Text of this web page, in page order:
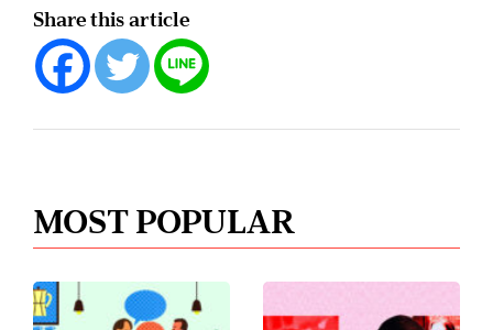
Share this article
MOST POPULAR